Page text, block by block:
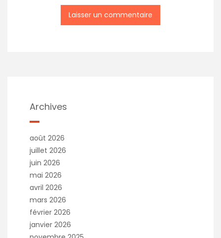
t
i
v
:
Archives
août 2026
juillet 2026
juin 2026
mai 2026
avril 2026
mars 2026
février 2026
janvier 2026